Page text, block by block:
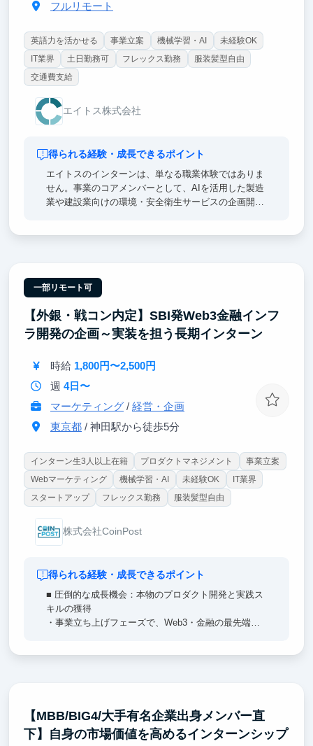
フルリモート
英語力を活かせる 事業立案 機械学習・AI
未経験OK
IT業界
土日勤務可 フレックス勤務
服装髪型自由
交通費支給
エイトス株式会社
得られる経験・成長できるポイント
エイトスのインターンは、単なる職業体験ではありま
せん。事業のコアメンバーとして、AIを活用した製造
業や建設業向けの環境・安全衛生サービスの企画開発
一部リモート可
【外銀・戦コン内定】SBI発Web3金融インフ
ラ開発の企画～実装を担う長期インターン
時給 1,800円〜2,500円
週 4日〜
マーケティング/ 経営・企画
東京都/ 神田駅から徒歩5分
インターン生3人以上在籍 プロダクトマネジメント
事業立案
Webマーケティング
機械学習・AI 未経験OK
IT業界
スタートアップ
フレックス勤務 服装髪型自由
株式会社CoinPost
得られる経験・成長できるポイント
■ 圧倒的な成長機会：本物のプロダクト開発と実践ス
キルの獲得
・事業立ち上げフェーズで、Web3・金融の最先端プ
■ 将来のキャリアをデザイン：起業にも就職にも活か
せる経験を
【MBB/BIG4/大手有名企業出身メンバー直
下】自身の市場価値を高めるインターンシップ